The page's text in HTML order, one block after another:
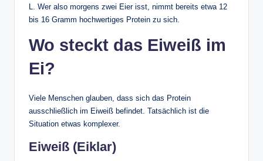
L. Wer also morgens zwei Eier isst, nimmt bereits etwa 12
bis 16 Gramm hochwertiges Protein zu sich.
Wo steckt das Eiweiß im
Ei?
Viele Menschen glauben, dass sich das Protein
ausschließlich im Eiweiß befindet. Tatsächlich ist die
Situation etwas komplexer.
Eiweiß (Eiklar)